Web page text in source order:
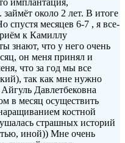
имплантация,
около 2 лет. В итоге
спустя месяцев 6-7 , я все-
к Камиллу
знают, что у него очень
он меня принял и
что за год мы все
так как мне нужно
Давлетбековна
в месяц осуществить
костной
страшных историй
иной)) Мне очень